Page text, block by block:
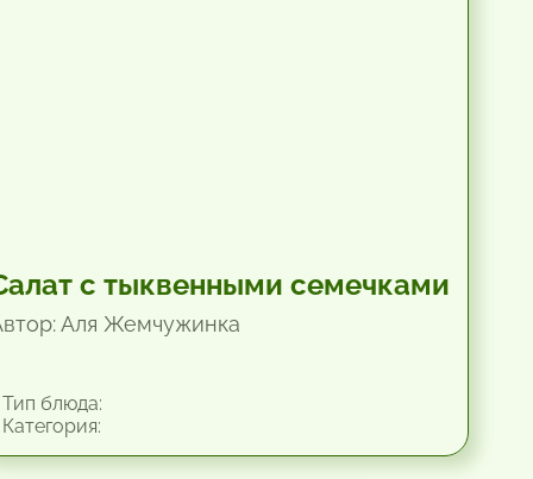
с тыквенными семечками
Аля Жемчужинка
блюда: